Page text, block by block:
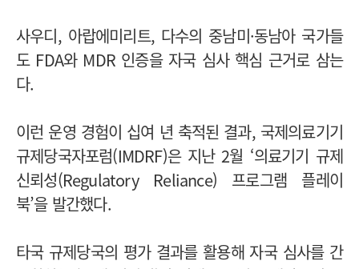
사우디, 아랍에미리트, 다수의 중남미·동남아 국가들
도 FDA와 MDR 인증을 자국 심사 핵심 근거로 삼는
다.
이런 운영 경험이 십여 년 축적된 결과, 국제의료기기
규제당국자포럼(IMDRF)은 지난 2월 ‘의료기기 규제
신뢰성(Regulatory Reliance) 프로그램 플레이
북’을 발간했다.
타국 규제당국의 평가 결과를 활용해 자국 심사를 간